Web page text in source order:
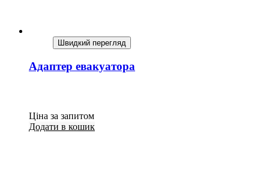
Швидкий перегляд
Адаптер евакуатора
Ціна за запитом
Додати в кошик